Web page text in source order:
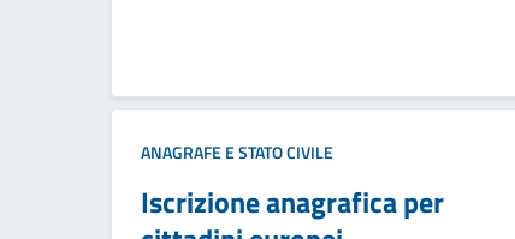
ANAGRAFE E STATO CIVILE
Iscrizione anagrafica per